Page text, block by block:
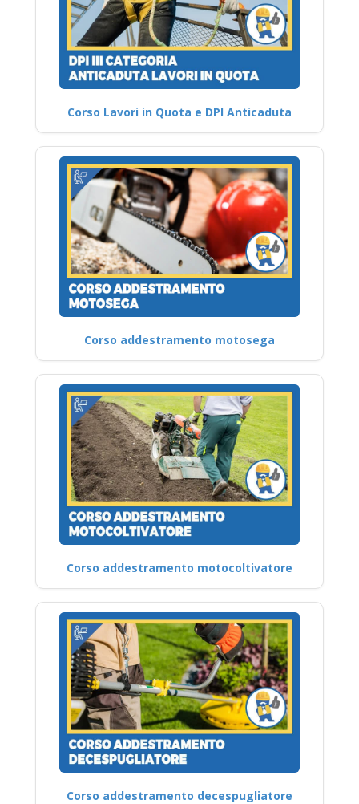
Corso Lavori in Quota e DPI Anticaduta
Corso addestramento motosega
Corso addestramento motocoltivatore
Corso addestramento decespugliatore